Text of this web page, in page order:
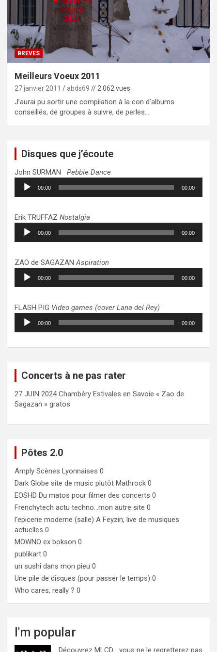
BREVES
Meilleurs Voeux 2011
27 janvier 2011 abds69 // 2 062 vues
J’aurai pu sortir une compilation à la con d’albums
conseillés, de groupes à suivre, de perles…
Disques que j’écoute
John SURMAN Pebble Dance
Lecteur
audio
00:00 00:00
Erik TRUFFAZ Nostalgia
Lecteur
audio
00:00 00:00
ZAO de SAGAZANAspiration
Lecteur
audio
00:00 00:00
FLASH PIG Video games (cover Lana del Rey)
Lecteur
audio
00:00 00:00
Concerts à ne pas rater
27 JUIN 2024 Chambéry Estivales en Savoie « Zao de
Sagazan » gratos
Pôtes 2.0
Amply Scènes Lyonnaises 0
Dark Globe site de music plutôt Mathrock 0
EOSHD Du matos pour filmer des concerts 0
Frenchytech actu techno…mon autre site 0
l'epicerie moderne (salle) A Feyzin, live de musiques
actuelles 0
MOWNO ex bokson 0
publikart 0
un sushi dans mon pieu 0
Une pile de disques (pour passer le temps) 0
Who cares, really ? 0
I'm popular
Découvrez MLCD… vous ne le regretterez pas